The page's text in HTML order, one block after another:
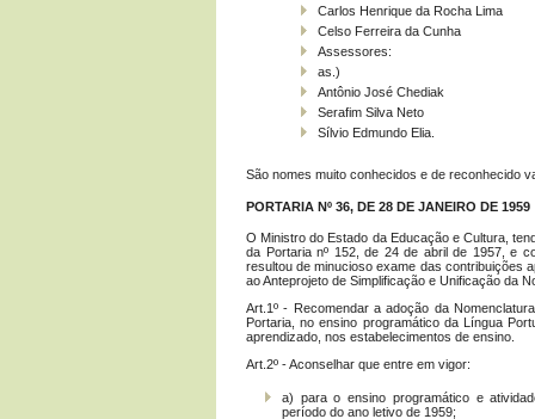
Carlos Henrique da Rocha Lima
Celso Ferreira da Cunha
Assessores:
as.)
Antônio José Chediak
Serafim Silva Neto
Sílvio Edmundo Elia.
São nomes muito conhecidos e de reconhecido
PORTARIA Nº 36, DE 28 DE JANEIRO DE 1959
O Ministro do Estado da Educação e Cultura,
da Portaria nº 152, de 24 de abril de 1957, e
resultou de minucioso exame das contribuições
ao Anteprojeto de Simplificação e Unificação da
Art.1º - Recomendar a adoção da
Portaria, no ensino programático da Língua
aprendizado, nos estabelecimentos de ensino.
Art.2º - Aconselhar que entre em vigor:
a) para o ensino programático e
período do ano letivo de 1959;